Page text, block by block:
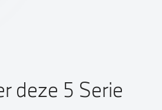
deze 5 Serie